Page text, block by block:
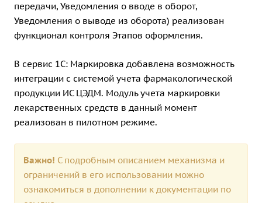
передачи, Уведомления о вводе в оборот,
Уведомления о выводе из оборота) реализован
функционал контроля Этапов оформления.
В сервис 1С: Маркировка добавлена возможность
интеграции с системой учета фармакологической
продукции ИС ЦЭДМ. Модуль учета маркировки
лекарственных средств в данный момент
реализован в пилотном режиме.
Важно! С подробным описанием механизма и
ограничений в его использовании можно
ознакомиться в дополнении к документации по